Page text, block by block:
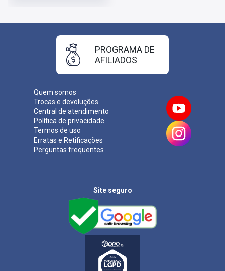
Quem somos
Trocas e devoluções
Central de atendimento
Política de privacidade
Termos de uso
Erratas e Retificações
Perguntas frequentes
PROGRAMA DE
AFILIADOS
Site seguro